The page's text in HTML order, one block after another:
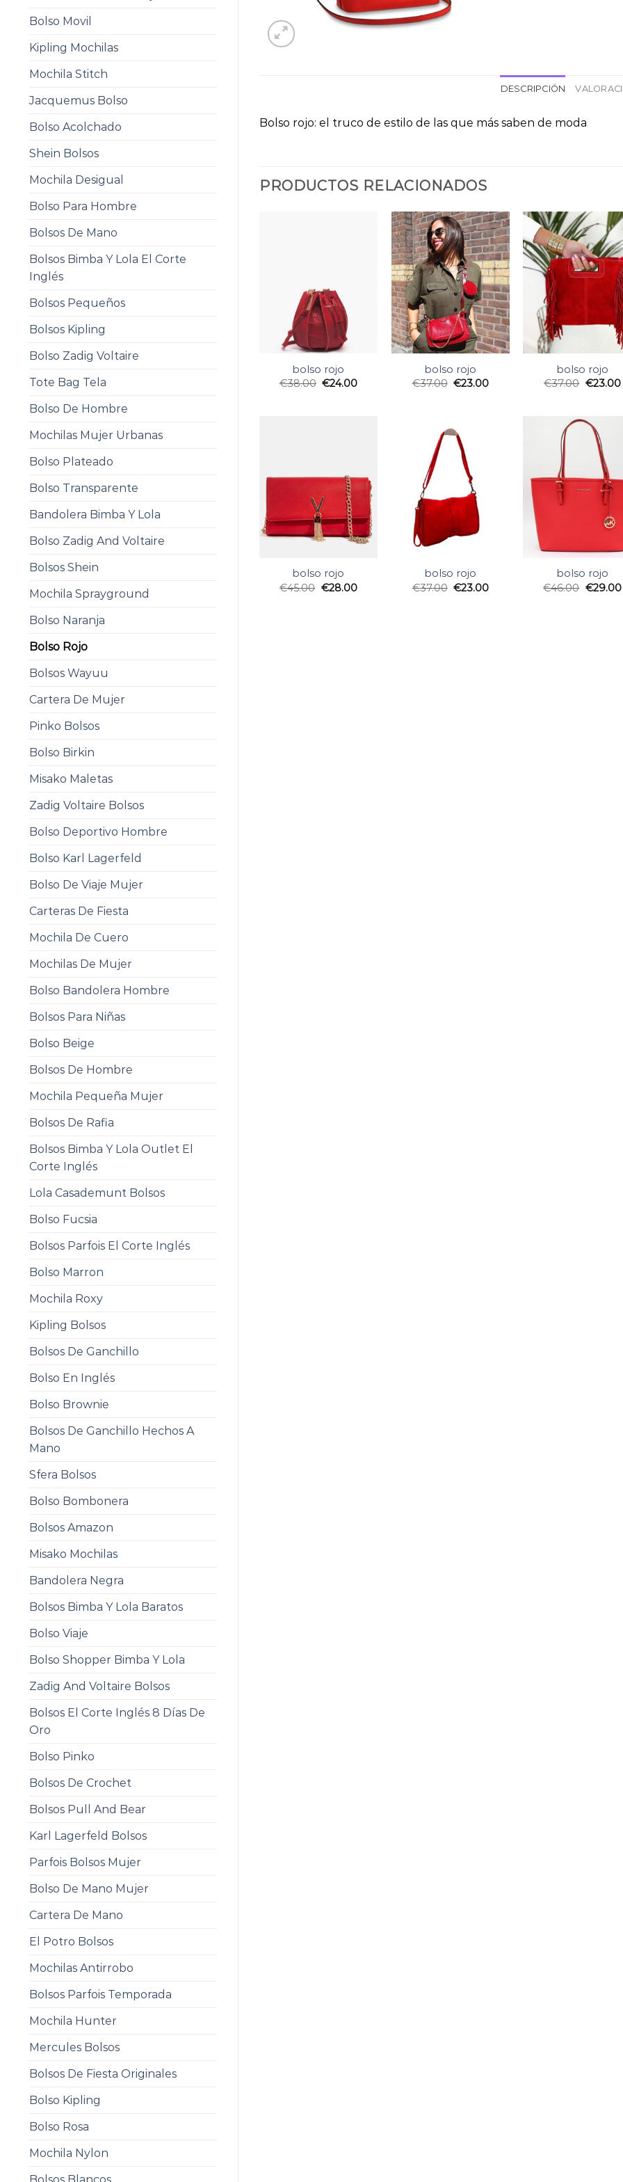
Bolso Movil
Kipling Mochilas
Mochila Stitch
Jacquemus Bolso
Bolso Acolchado
Shein Bolsos
Mochila Desigual
Bolso Para Hombre
Bolsos De Mano
Bolsos Bimba Y Lola El Corte
Inglés
Bolsos Pequeños
Bolsos Kipling
Bolso Zadig Voltaire
Tote Bag Tela
Bolso De Hombre
Mochilas Mujer Urbanas
Bolso Plateado
Bolso Transparente
Bandolera Bimba Y Lola
Bolso Zadig And Voltaire
Bolsos Shein
Mochila Sprayground
Bolso Naranja
Bolso Rojo
Bolsos Wayuu
Cartera De Mujer
Pinko Bolsos
Bolso Birkin
Misako Maletas
Zadig Voltaire Bolsos
Bolso Deportivo Hombre
Bolso Karl Lagerfeld
Bolso De Viaje Mujer
Carteras De Fiesta
Mochila De Cuero
Mochilas De Mujer
Bolso Bandolera Hombre
Bolsos Para Niñas
Bolso Beige
Bolsos De Hombre
Mochila Pequeña Mujer
Bolsos De Rafia
Bolsos Bimba Y Lola Outlet El
Corte Inglés
Lola Casademunt Bolsos
Bolso Fucsia
Bolsos Parfois El Corte Inglés
Bolso Marron
Mochila Roxy
Kipling Bolsos
Bolsos De Ganchillo
Bolso En Inglés
Bolso Brownie
Bolsos De Ganchillo Hechos A
Mano
Sfera Bolsos
Bolso Bombonera
Bolsos Amazon
Misako Mochilas
Bandolera Negra
Bolsos Bimba Y Lola Baratos
Bolso Viaje
Bolso Shopper Bimba Y Lola
Zadig And Voltaire Bolsos
Bolsos El Corte Inglés 8 Días De
Oro
Bolso Pinko
Bolsos De Crochet
Bolsos Pull And Bear
Karl Lagerfeld Bolsos
Parfois Bolsos Mujer
Bolso De Mano Mujer
Cartera De Mano
El Potro Bolsos
Mochilas Antirrobo
Bolsos Parfois Temporada
Mochila Hunter
Mercules Bolsos
Bolsos De Fiesta Originales
Bolso Kipling
Bolso Rosa
Mochila Nylon
DESCRIPCIÓN
Bolso rojo: el truco de estilo de las que más saben de moda
PRODUCTOS RELACIONADOS
bolso rojo
€38.00 €24.00
bolso rojo
€37.00 €23.00
bolso rojo
€37.00 €23.00
bolso rojo
€45.00 €28.00
bolso rojo
€37.00 €23.00
bolso rojo
€46.00 €29.00